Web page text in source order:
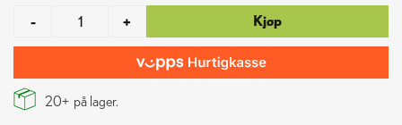
- + Kjøp
20+ på lager.